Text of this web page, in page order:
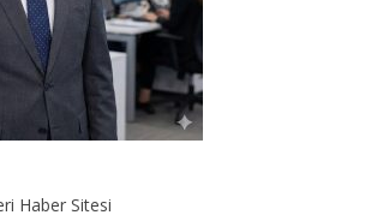
Haber Sitesi